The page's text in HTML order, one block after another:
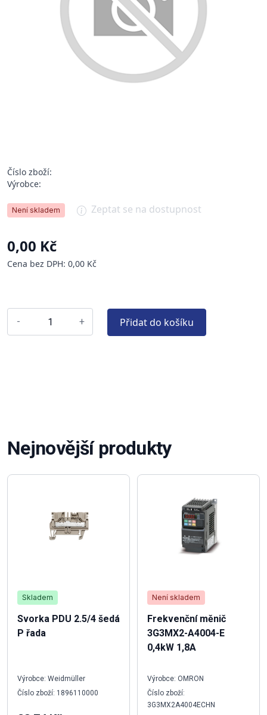
Číslo zboží:
Výrobce:
Není skladem Zeptat se na dostupnost
0,00 Kč
Cena bez DPH: 0,00 Kč
- + Přidat do košíku
Nejnovější produkty
Skladem
Svorka PDU 2.5/4 šedá
P řada
Výrobce: Weidmüller
Číslo zboží: 1896110000
Není skladem
Frekvenční měnič
3G3MX2-A4004-E
0,4kW 1,8A
Výrobce: OMRON
Číslo zboží:
3G3MX2A4004ECHN